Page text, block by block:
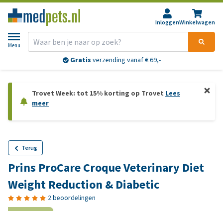
InloggenWinkelwagen
Menu
Gratis verzending vanaf € 69,-
Trovet Week: tot 15% korting op Trovet Lees
meer
Terug
Prins ProCare Croque Veterinary Diet
Weight Reduction & Diabetic
2 beoordelingen